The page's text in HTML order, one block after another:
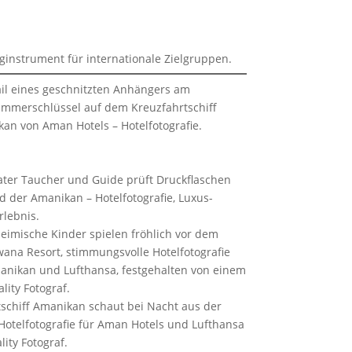
für internationale Zielgruppen.